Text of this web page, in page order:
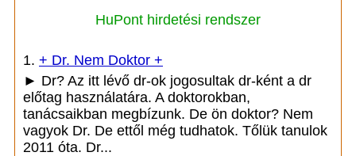
HuPont hirdetési rendszer
1. + Dr. Nem Doktor +
► Dr? Az itt lévő dr-ok jogosultak dr-ként a dr
előtag használatára. A doktorokban,
tanácsaikban megbízunk. De ön doktor? Nem
vagyok Dr. De ettől még tudhatok. Tőlük tanulok
2011 óta. Dr...